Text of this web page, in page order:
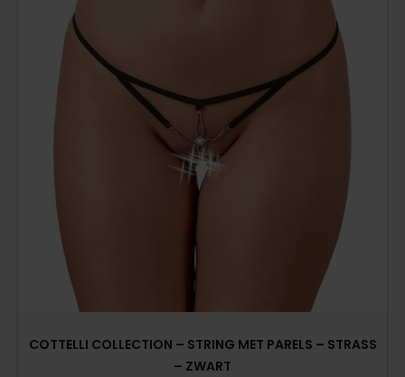
COTTELLI COLLECTION – STRING MET PARELS – STRASS
– ZWART